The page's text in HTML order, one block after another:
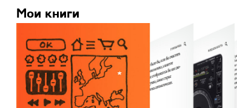
Мои книги